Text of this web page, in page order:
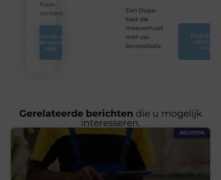
frisse
content.
Redactie van
Ondernemend
wijs
Een Dupa-
kast die
meeverhuist
met uw
bouwplaats
Registreer
vandaag
nog
Gerelateerde berichten die u mogelijk
interesseren.
RECHTEN